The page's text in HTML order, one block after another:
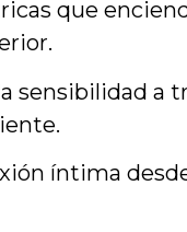
que
sensibilidad a
íntima